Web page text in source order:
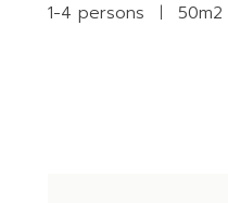
1-4 persons